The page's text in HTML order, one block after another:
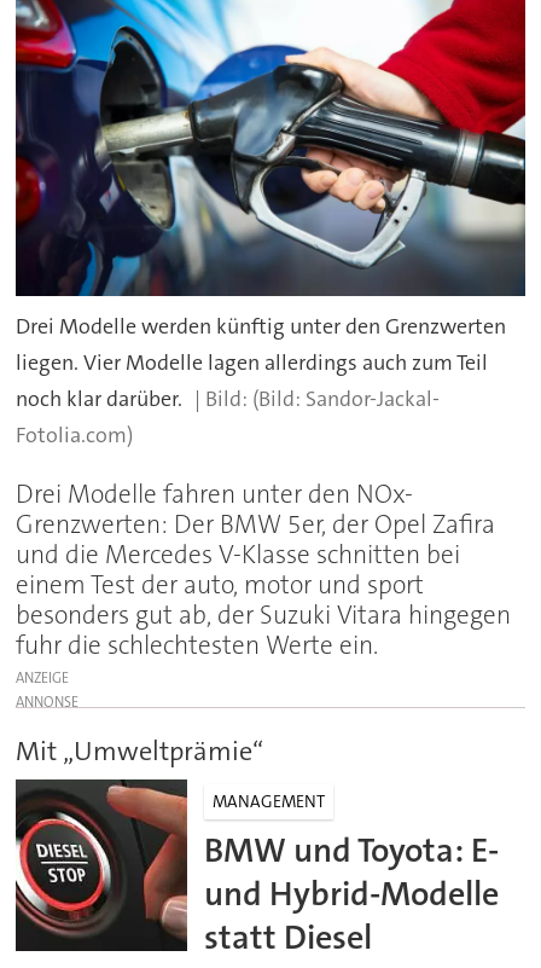
Drei Modelle werden künftig unter den Grenzwerten
liegen. Vier Modelle lagen allerdings auch zum Teil
noch klar darüber.
(Bild: Sandor-Jackal-
Fotolia.com)
Drei Modelle fahren unter den NOx-
Grenzwerten: Der BMW 5er, der Opel Zafira
und die Mercedes V-Klasse schnitten bei
einem Test der auto, motor und sport
besonders gut ab, der Suzuki Vitara hingegen
fuhr die schlechtesten Werte ein.
ANZEIGE
Mit „Umweltprämie“
MANAGEMENT
BMW und Toyota: E-
und Hybrid-Modelle
statt Diesel